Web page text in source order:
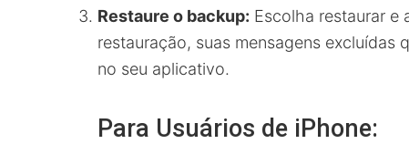
Restaure o backup: Escolha restaurar e
restauração, suas mensagens excluídas
no seu aplicativo.
Para Usuários de iPhone: